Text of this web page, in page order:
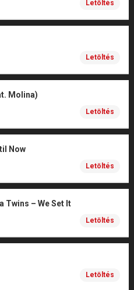
Letöltés
Letöltés
Molina)
Letöltés
Now
Letöltés
Twins – We Set It
Letöltés
Letöltés